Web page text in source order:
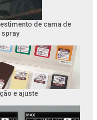
de cama de
spray
e ajuste